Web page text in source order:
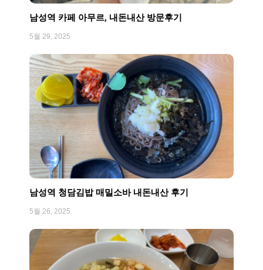
남성역 카페 아무르, 내돈내산 방문후기
5월 29, 2025
남성역 청담김밥 매밀소바 내돈내산 후기
5월 26, 2025